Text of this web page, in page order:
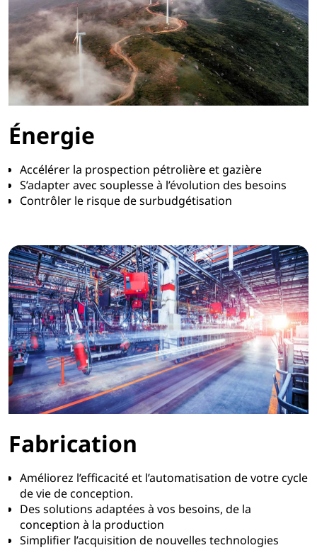
Énergie
Accélérer la prospection pétrolière et gazière
S’adapter avec souplesse à l’évolution des besoins
Contrôler le risque de surbudgétisation
Fabrication
Améliorez l’efficacité et l’automatisation de votre cycle
de vie de conception.
Des solutions adaptées à vos besoins, de la
conception à la production
Simplifier l’acquisition de nouvelles technologies